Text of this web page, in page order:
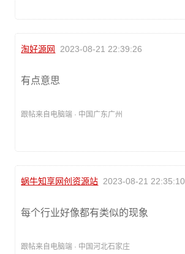
淘好源网 2023-08-21 22:39:26
有点意思
跟帖来自电脑端 · 中国广东广州
蜗牛知享网创资源站 2023-08-21 22:35:10
每个行业好像都有类似的现象
跟帖来自电脑端 · 中国河北石家庄